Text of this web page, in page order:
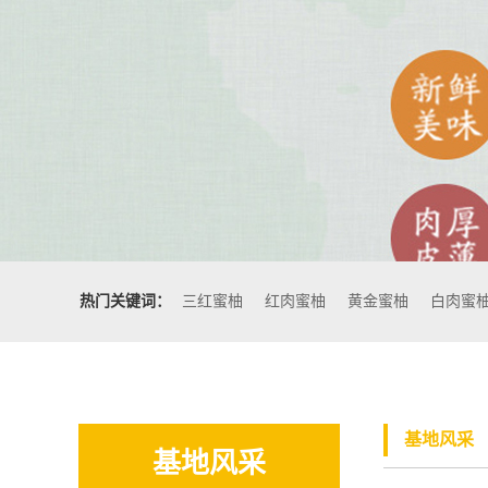
热门关键词： 三红蜜柚 红肉蜜柚 黄金蜜柚 白肉蜜
基地风采
基地风采